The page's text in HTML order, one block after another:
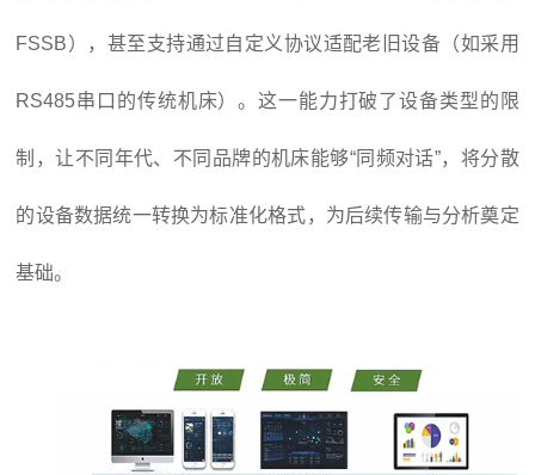
FSSB），甚至支持通过自定义协议适配老旧设备（如采用
RS485串口的传统机床）。这一能力打破了设备类型的限
制，让不同年代、不同品牌的机床能够“同频对话”，将分散
的设备数据统一转换为标准化格式，为后续传输与分析奠定
基础。